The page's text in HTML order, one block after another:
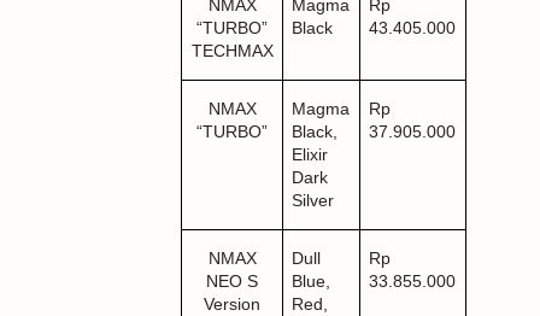
NMAX
“TURBO”
TECHMAX
Magma
Black
Rp
43.405.000
NMAX
“TURBO”
Magma
Black,
Elixir
Dark
Silver
Rp
37.905.000
NMAX
NEO S
Version
Dull
Blue,
Red,
Rp
33.855.000